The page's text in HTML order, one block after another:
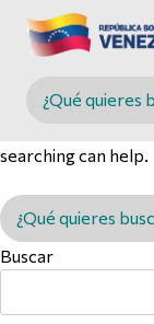
Buscar en
searching can help.
Buscar en
Buscar